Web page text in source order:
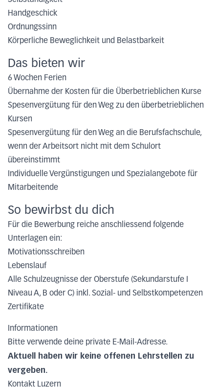
Handgeschick
Ordnungssinn
Körperliche Beweglichkeit und Belastbarkeit
Das bieten wir
6 Wochen Ferien
Übernahme der Kosten für die Überbetrieblichen Kurse
Spesenvergütung für den Weg zu den überbetrieblichen
Kursen
Spesenvergütung für den Weg an die Berufsfachschule,
wenn der Arbeitsort nicht mit dem Schulort
übereinstimmt
Individuelle Vergünstigungen und Spezialangebote für
Mitarbeitende
So bewirbst du dich
Für die Bewerbung reiche anschliessend folgende
Unterlagen ein:
Motivationsschreiben
Lebenslauf
Alle Schulzeugnisse der Oberstufe (Sekundarstufe I
Niveau A, B oder C) inkl. Sozial- und Selbstkompetenzen
Zertifikate
Informationen
Bitte verwende deine private E-Mail-Adresse.
Aktuell haben wir keine offenen Lehrstellen zu
vergeben.
Kontakt Luzern